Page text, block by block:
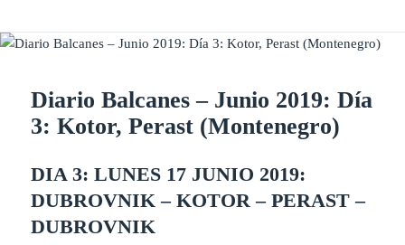
Diario Balcanes – Junio 2019: Día
3: Kotor, Perast (Montenegro)
DIA 3: LUNES 17 JUNIO 2019:
DUBROVNIK – KOTOR – PERAST –
DUBROVNIK